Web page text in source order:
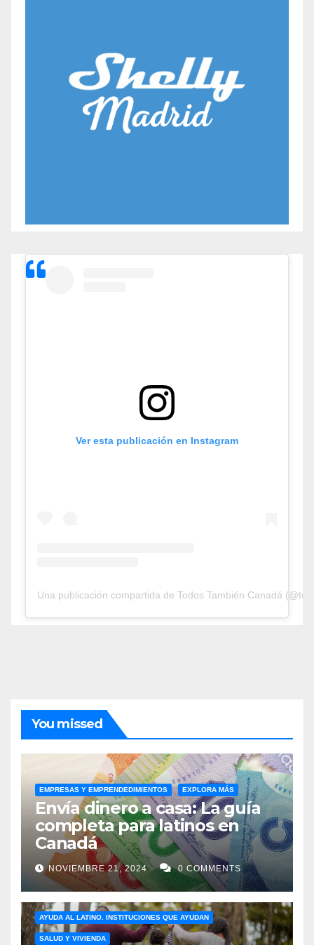
Ver esta publicación en Instagram
Una publicación compartida de Todos También Canadá
You missed
EMPRESAS Y EMPRENDEDIMIENTOS EXPLORA MÁS
Envía dinero a casa: La guía
completa para latinos en
Canadá
NOVIEMBRE 21, 2024 0 COMMENTS
AYUDA AL LATINO. INSTITUCIONES QUE AYUDAN
SALUD Y VIVIENDA